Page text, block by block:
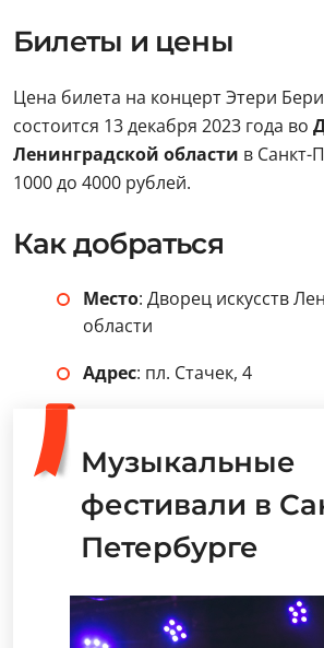
Билеты и цены
Цена билета на концерт Этери
состоится 13 декабря 2023 года во
Ленинградской области в Санкт-
1000 до 4000 рублей.
Как добраться
Место: Дворец искусств
области
Адрес: пл. Стачек, 4
Музыкальные
фестивали в
Петербурге